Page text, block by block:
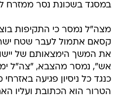
במסגד בשכונת נסר ממזרח
מצה"ל נמסר כי התקיפות
קסאם אתמול לעבר שטח
את המשך הימצאותם של
אש", נמסר מהצבא, "צה"ל
כנגד כל ניסיון פגיעה
הטרור הוא הכתובת ועליו